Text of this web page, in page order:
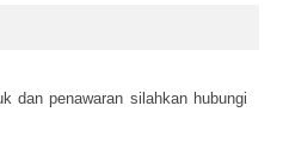
dаn реnаwаrаn sіlаhkаn hubungі